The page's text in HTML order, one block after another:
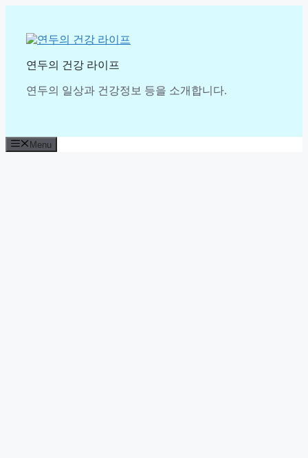
content
연두의 건강 라이프
연두의 일상과 건강정보 등을 소개합니다.
Menu